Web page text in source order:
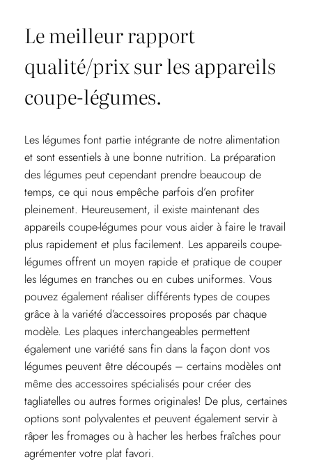
Le meilleur rapport
qualité/prix sur les appareils
coupe-légumes.
Les légumes font partie intégrante de notre alimentation
et sont essentiels à une bonne nutrition. La préparation
des légumes peut cependant prendre beaucoup de
temps, ce qui nous empêche parfois d’en profiter
pleinement. Heureusement, il existe maintenant des
appareils coupe-légumes pour vous aider à faire le travail
plus rapidement et plus facilement. Les appareils coupe-
légumes offrent un moyen rapide et pratique de couper
les légumes en tranches ou en cubes uniformes. Vous
pouvez également réaliser différents types de coupes
grâce à la variété d’accessoires proposés par chaque
modèle. Les plaques interchangeables permettent
également une variété sans fin dans la façon dont vos
légumes peuvent être découpés – certains modèles ont
même des accessoires spécialisés pour créer des
tagliatelles ou autres formes originales! De plus, certaines
options sont polyvalentes et peuvent également servir à
râper les fromages ou à hacher les herbes fraîches pour
agrémenter votre plat favori.